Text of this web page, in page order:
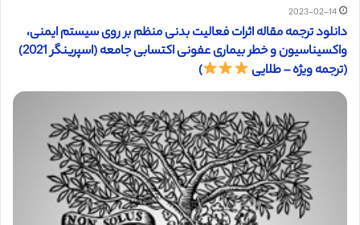
2023-02-14
دانلود ترجمه مقاله اثرات فعالیت بدنی منظم بر روی سیستم ایمنی،
واکسیناسیون و خطر بیماری عفونی اکتسابی جامعه (اسپرینگر 2021)
(ترجمه ویژه – طلایی
)